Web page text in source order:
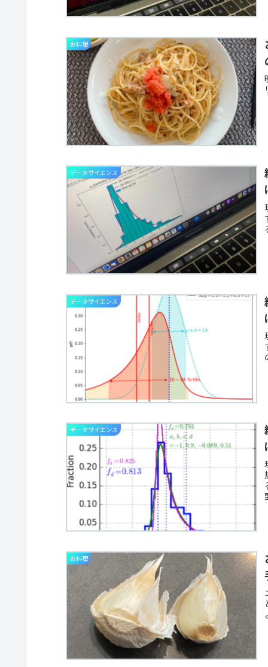
お料理
データサイエンス
データサイエンス
データサイエンス
お料理